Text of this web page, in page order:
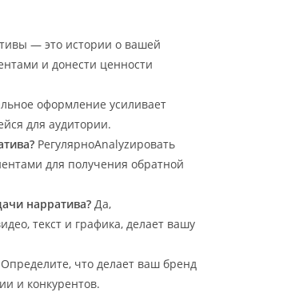
— это истории о вашей
и донести ценности
оформление усиливает
для аудитории.
РегулярноAnalyzировать
для получения обратной
нарратива? Да,
текст и графика, делает вашу
Определите, что делает ваш бренд
и конкурентов.